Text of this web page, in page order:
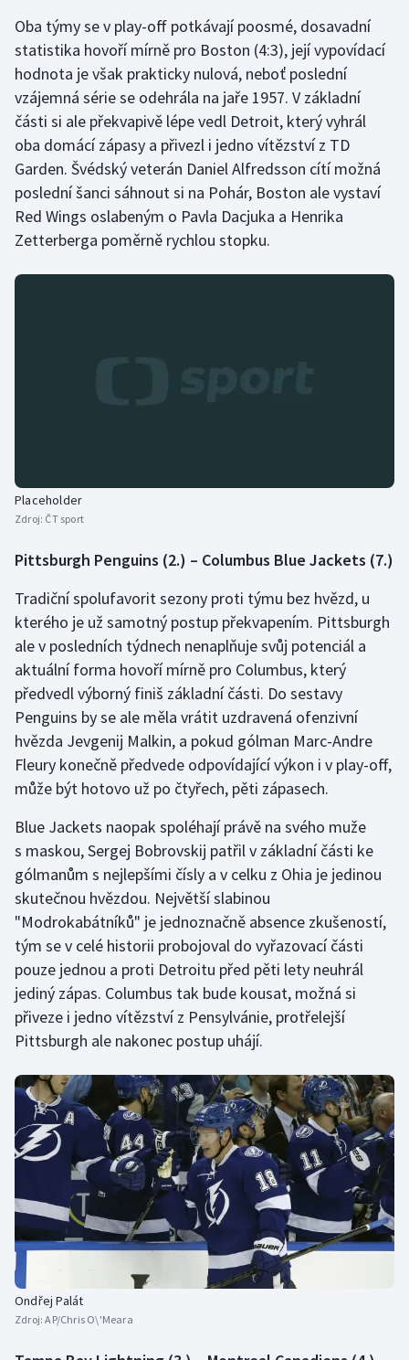
Lyže a snowboard
Moderní pětiboj
Motorsport
Olympijské hry
Parasport
Plavání
Sportovní střelba
Stolní tenis
Triatlon
Veslování
Vodní slalom
Volejbal
Ostatní
Oba týmy se v play-off potkávají poosmé, dosavadní
statistika hovoří mírně pro Boston (4:3), její vypovídací
hodnota je však prakticky nulová, neboť poslední
vzájemná série se odehrála na jaře 1957. V základní
části si ale překvapivě lépe vedl Detroit, který vyhrál
oba domácí zápasy a přivezl i jedno vítězství z TD
Garden. Švédský veterán Daniel Alfredsson cítí možná
poslední šanci sáhnout si na Pohár, Boston ale vystaví
Red Wings oslabeným o Pavla Dacjuka a Henrika
Zetterberga poměrně rychlou stopku.
Placeholder
Zdroj: ČT sport
Pittsburgh Penguins (2.) – Columbus Blue Jackets (7.)
Tradiční spolufavorit sezony proti týmu bez hvězd, u
kterého je už samotný postup překvapením. Pittsburgh
ale v posledních týdnech nenaplňuje svůj potenciál a
aktuální forma hovoří mírně pro Columbus, který
předvedl výborný finiš základní části. Do sestavy
Penguins by se ale měla vrátit uzdravená ofenzivní
hvězda Jevgenij Malkin, a pokud gólman Marc-Andre
Fleury konečně předvede odpovídající výkon i v play-off,
může být hotovo už po čtyřech, pěti zápasech.
Blue Jackets naopak spoléhají právě na svého muže
s maskou, Sergej Bobrovskij patřil v základní části ke
gólmanům s nejlepšími čísly a v celku z Ohia je jedinou
skutečnou hvězdou. Největší slabinou
"Modrokabátníků" je jednoznačně absence zkušeností,
tým se v celé historii probojoval do vyřazovací části
pouze jednou a proti Detroitu před pěti lety neuhrál
jediný zápas. Columbus tak bude kousat, možná si
přiveze i jedno vítězství z Pensylvánie, protřelejší
Pittsburgh ale nakonec postup uhájí.
Ondřej Palát
Zdroj:AP/Chris O\'Meara